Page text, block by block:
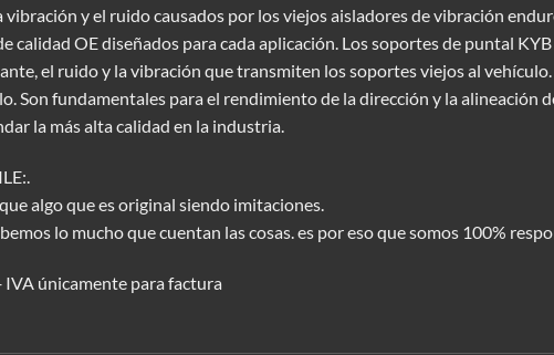
y el ruido causados por los viejos aisladores de vibración
calidad OE diseñados para cada aplicación. Los soportes de puntal
el ruido y la vibración que transmiten los soportes viejos al
Son fundamentales para el rendimiento de la dirección y la alineación
la más alta calidad en la industria.
algo que es original siendo imitaciones.
lo mucho que cuentan las cosas. es por eso que somos 100%
IVA únicamente para factura